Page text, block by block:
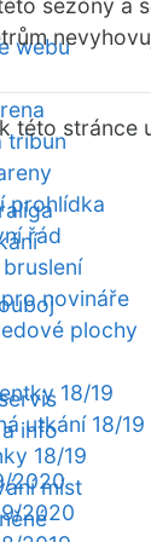
webu
tribun
prohlídka
řád
pro novináře
plochy
18/19
utkání 18/19
18/19
míst
sezóny a
této stránce
info
2020
2020